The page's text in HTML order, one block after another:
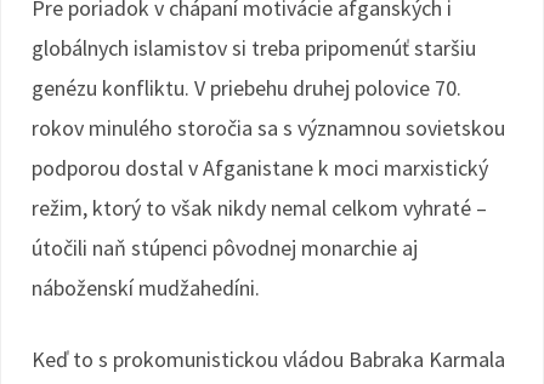
Pre poriadok v chápaní motivácie afganských i
globálnych islamistov si treba pripomenúť staršiu
genézu konfliktu. V priebehu druhej polovice 70.
rokov minulého storočia sa s významnou sovietskou
podporou dostal v Afganistane k moci marxistický
režim, ktorý to však nikdy nemal celkom vyhraté –
útočili naň stúpenci pôvodnej monarchie aj
náboženskí mudžahedíni.
Keď to s prokomunistickou vládou Babraka Karmala